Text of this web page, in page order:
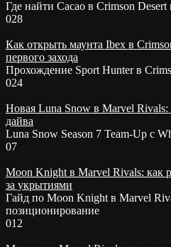
Где найти Cacao в Crimson Desert
028
Как открыть маунта Ibex в
первого захода
Прохождение Sport Hunter в
024
Новая Luna Snow в Marvel Rivals:
дайва
Luna Snow Season 7 Team-Up с
07
Moon Knight в Marvel Rivals: как
за укрытиями
Гайд по Moon Knight в Marvel
позиционирование
012